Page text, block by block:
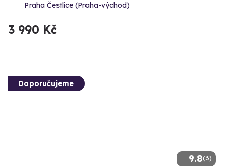
Praha Čestlice (Praha-východ)
3 990 Kč
9.8(3)
Doporučujeme